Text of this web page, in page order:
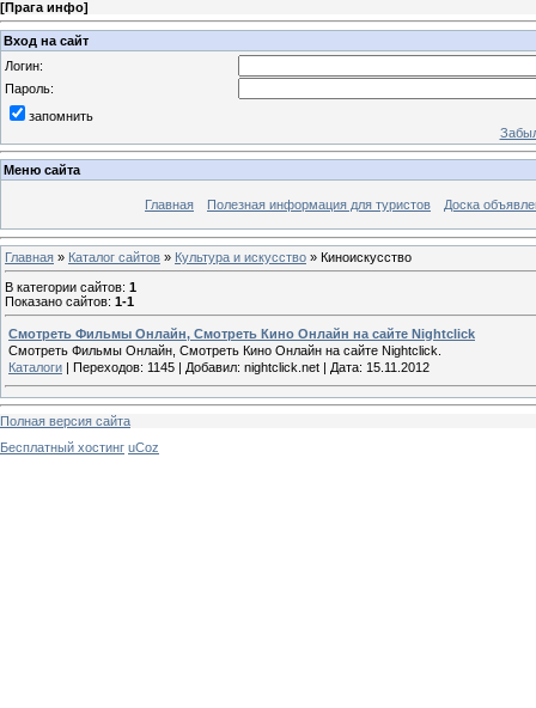
[Прага инфо]
Вход на сайт
Логин:
Пароль:
запомнить
Меню сайта
Главная Полезная информация для туристов Доска
Главная » Каталог сайтов » Культура и искусство » Киноискусство
В категории сайтов: 1
Показано сайтов: 1-1
Смотреть Фильмы Онлайн, Смотреть Кино Онлайн на сайте Nightclick
Смотреть Фильмы Онлайн, Смотреть Кино Онлайн на сайте Nightclick.
Каталоги
Переходов: 1145 Добавил: nightclick.net Дата: 15.11.2012
Полная версия сайта
Бесплатный хостинг uCoz